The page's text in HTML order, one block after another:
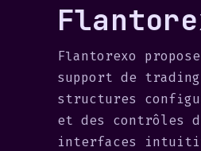
Flantorexo
support de
structures
et des contrôles
interfaces